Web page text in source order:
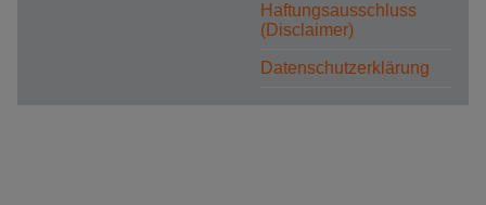
Haftungsausschluss
(Disclaimer)
Datenschutzerklärung